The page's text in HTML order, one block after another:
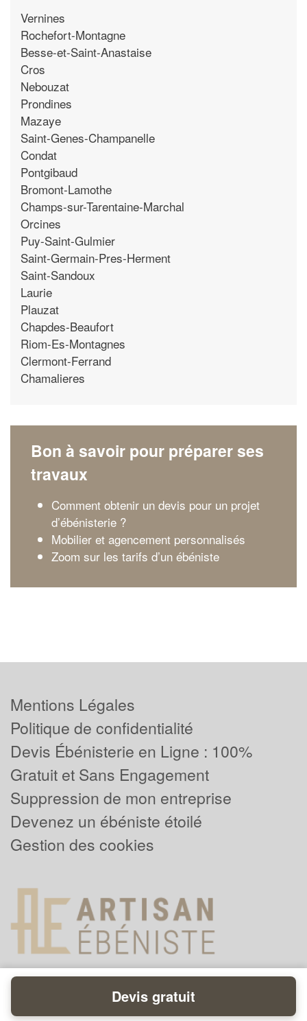
Vernines
Rochefort-Montagne
Besse-et-Saint-Anastaise
Cros
Nebouzat
Prondines
Mazaye
Saint-Genes-Champanelle
Condat
Pontgibaud
Bromont-Lamothe
Champs-sur-Tarentaine-Marchal
Orcines
Puy-Saint-Gulmier
Saint-Germain-Pres-Herment
Saint-Sandoux
Laurie
Plauzat
Chapdes-Beaufort
Riom-Es-Montagnes
Clermont-Ferrand
Chamalieres
Bon à savoir pour préparer ses
travaux
Comment obtenir un devis pour un projet
d’ébénisterie ?
Mobilier et agencement personnalisés
Zoom sur les tarifs d’un ébéniste
Mentions Légales
Politique de confidentialité
Devis Ébénisterie en Ligne : 100%
Gratuit et Sans Engagement
Suppression de mon entreprise
Devenez un ébéniste étoilé
Gestion des cookies
Powered byPlus que pro
Devis gratuit